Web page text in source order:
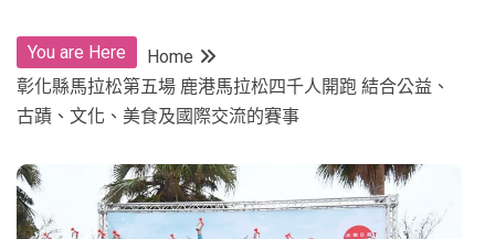
You are Here
Home
彰化縣馬拉松第五場 鹿港馬拉松四千人開跑 結合公益、
古蹟、文化、美食及國際交流的賽事